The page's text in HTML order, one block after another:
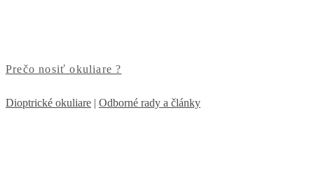
Prečo nosiť okuliare ?
Dioptrické okuliare | Odborné rady a články